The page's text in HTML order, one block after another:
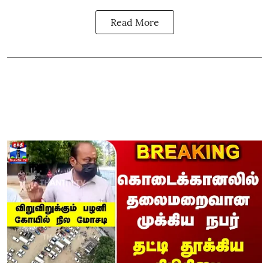
Read More